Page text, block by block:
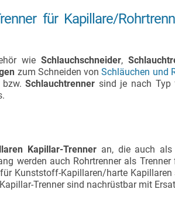
für Kapillare/
wieSchlauchschneider,
zum Schneiden vonSchläuchen und
bzw.Schlauchtrenner sind je nach Typ
Kapillar-Trenner an, die auch als
werden auch Rohrtrenner als
Kunststoff-Kapillaren/harte Kapillaren
Trenner sind nachrüstbar mit